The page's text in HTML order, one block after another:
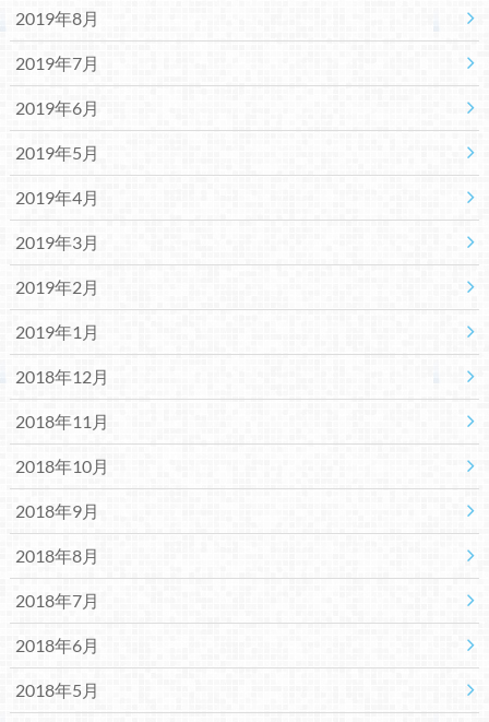
2019年8月
2019年7月
2019年6月
2019年5月
2019年4月
2019年3月
2019年2月
2019年1月
2018年12月
2018年11月
2018年10月
2018年9月
2018年8月
2018年7月
2018年6月
2018年5月